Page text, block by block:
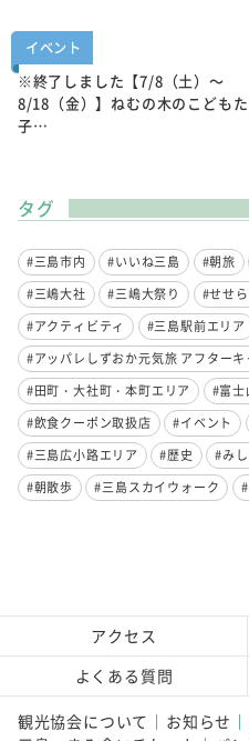
イベント
※終了しました【7/8（土）～
8/18（金）】ねむの木のこども
子…
タグ
#三島市内 #いいね三島 #朝旅
#三嶋大社
#三嶋大祭り #せせ
#アクティビティ
#三島駅前エリア
#アッパレしずおか元気旅 アフターキ
#田町・大社町・本町エリア
#富士
#飲食クーポン取扱店
#イベント
#三島広小路エリア
#歴史 #み
#朝散歩
#三島スカイウォーク
アクセス
よくある質問
観光協会について お知らせ